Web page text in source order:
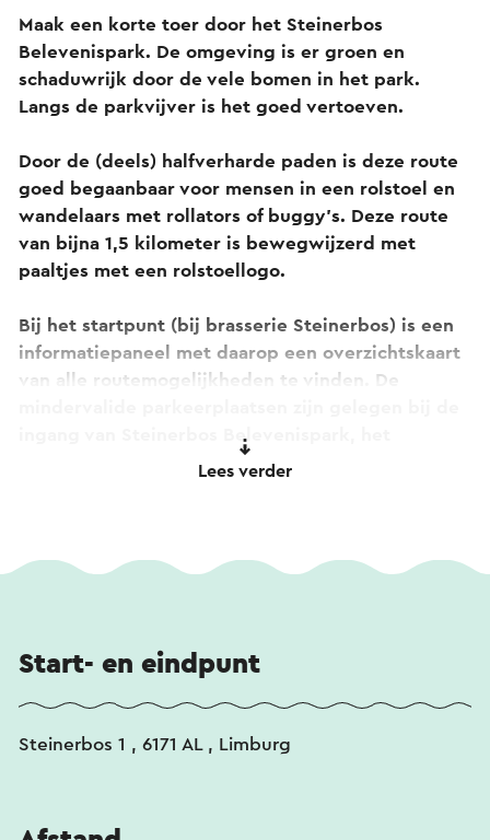
Maak een korte toer door het Steinerbos
Belevenispark. De omgeving is er groen en
schaduwrijk door de vele bomen in het park.
Langs de parkvijver is het goed vertoeven.
Door de (deels) halfverharde paden is deze route
goed begaanbaar voor mensen in een rolstoel en
wandelaars met rollators of buggy's. Deze route
van bijna 1,5 kilometer is bewegwijzerd met
paaltjes met een rolstoellogo.
Bij het startpunt (bij brasserie Steinerbos) is een
informatiepaneel met daarop een overzichtskaart
van alle routemogelijkheden te vinden. De
ingang van Steinerbos Belevenispark, het
zwembad en bij brasserie Steinerbos.
Indien je opmerkingen hebt over de route dan
fotograaf: Johannes Timmermans
Lees verder
Start- en eindpunt
Steinerbos 1 , 6171 AL , Limburg